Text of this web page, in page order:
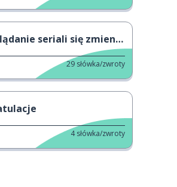
seriali się zmieniło
29 słówka/zwroty
4 słówka/zwroty